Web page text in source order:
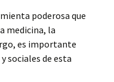
poderosa que
medicina, la
es importante
sociales de esta